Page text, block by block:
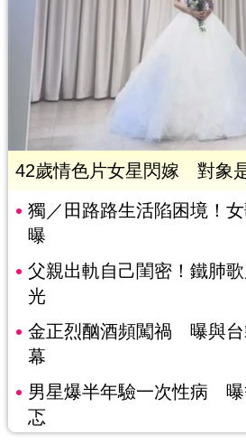
42歲情色片女星閃嫁 對象
獨／田路路生活陷困境！
曝
父親出軌自己閨密！鐵肺
光
金正烈酗酒頻闖禍 曝與台
幕
男星爆半年驗一次性病
忑